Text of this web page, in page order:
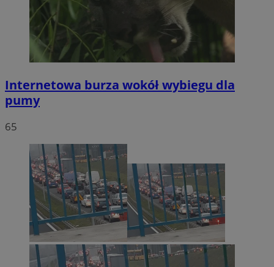
Internetowa burza wokół wybiegu dla
pumy
65